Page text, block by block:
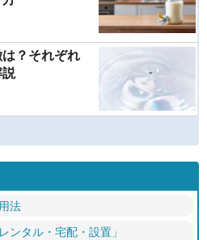
？それぞれ
法
ンタル・宅配・設置」